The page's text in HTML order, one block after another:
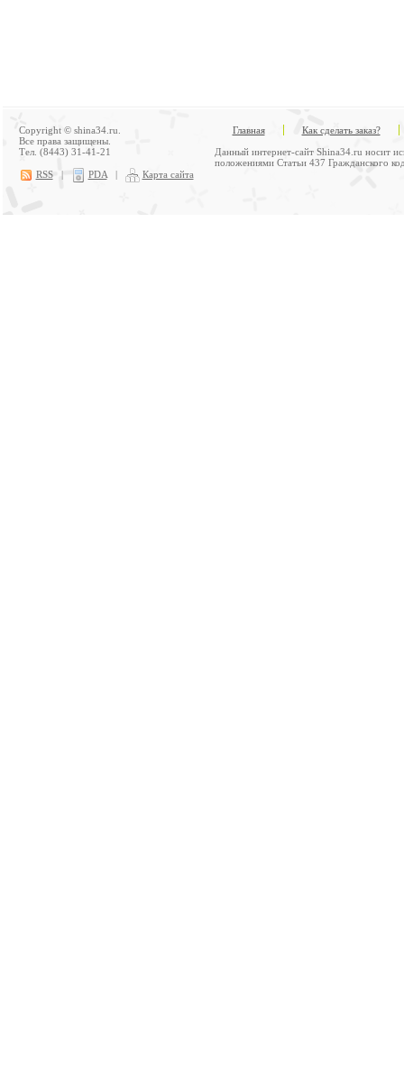
Copyright © shina34.ru.
Все права защищены.
Тел. (8443) 31-41-21
RSS | PDA | Карта сайта
Главная
Как сделать заказ?
Данный интернет-сайт Shina34.ru носит
положениями Статьи 437 Гражданского